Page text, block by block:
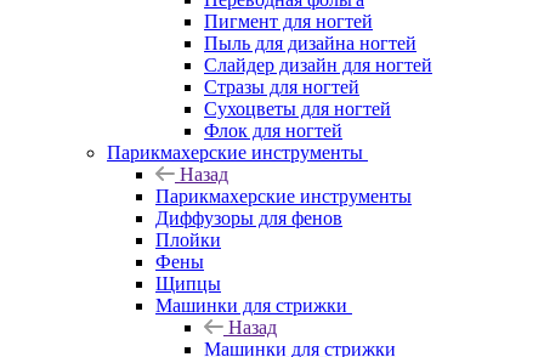
Пигмент для ногтей
Пыль для дизайна ногтей
Слайдер дизайн для ногтей
Стразы для ногтей
Сухоцветы для ногтей
Флок для ногтей
Парикмахерские инструменты
Назад
Парикмахерские инструменты
Диффузоры для фенов
Плойки
Фены
Щипцы
Машинки для стрижки
Назад
Машинки для стрижки